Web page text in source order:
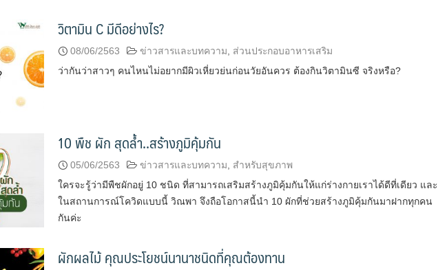
วิตามิน C มีดีอย่างไร?
08/06/2563 ข่าวสารและบทความ
ส่วนประกอบอาหารเสริม
ว่ากันว่าสาวๆ คนไหนไม่อยากมีผิวเหี่ยวย่นก่อนวัยอันควร ต้องกินวิตามินซี จริงหรือ?
10 พืช ผัก สุดล้ำ..สร้างภูมิคุ้มกัน
05/06/2563 ข่าวสารและบทความ, สำหรับสุขภาพ
ใครจะรู้ว่ามีพืชผักอยู่ 10 ชนิด ที่สามารถเสริมสร้างภูมิคุ้มกันให้แก่ร่างกายเราได้ดีที่เดียว และ
ในสถานการณ์โควิดแบบนี้ วิณพา จึงถือโอกาสนี้นำ 10 ผักที่ช่วยสร้างภูมิคุ้มกันมาฝากทุกคน
กันค่ะ
ผักผลไม้ คุณประโยชน์นานาชนิดที่คุณต้องทาน